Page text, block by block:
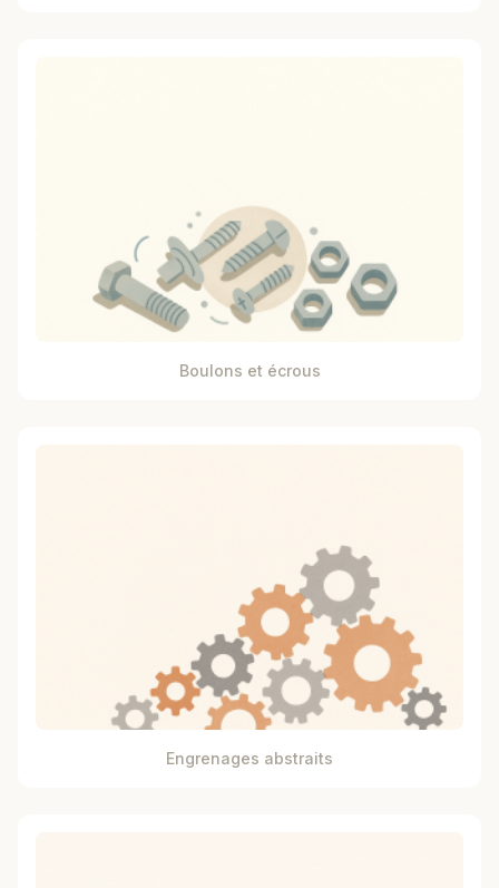
Boulons et écrous
Engrenages abstraits